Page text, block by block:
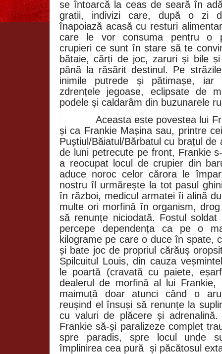
se întoarcă la ceas de seară în
gratii, indivizi care, după o zi
înapoiază acasă cu resturi
care le vor consuma pentru o
crupieri ce sunt în stare să te
bătaie, cărți de joc, zaruri și bile
până la răsărit destinul. Pe
inimile putrede și pătimașe,
zdrențele jegoase, eclipsate de
podele și caldarâm din buzunarele
Aceasta este povestea lui
și ca Frankie Mașina sau, printre
Puștiul/Băiatul/Bărbatul cu brațul
de luni petrecute pe front, Frankie
a reocupat locul de crupier din
aduce noroc celor cărora le
nostru îl urmărește la tot pasul
în război, medicul armatei îi alină
multe ori morfină în organism,
să renunțe niciodată. Fostul
percepe dependența ca pe o
kilograme pe care o duce în spate,
și bate joc de propriul cărăuș
Spilcuitul Louis, din cauza
le poartă (cravată cu paiete,
dealerul de morfină al lui
maimuță doar atunci când o
reușind el însuși să renunțe la
cu valuri de plăcere și
Frankie să-și paralizeze complet
spre paradis, spre locul unde
împlinirea cea pură și păcătosul